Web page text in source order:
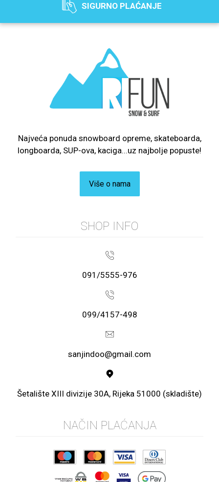
SIGURNO PLAĆANJE
Najveća ponuda snowboard opreme, skateboarda,
longboarda, SUP-ova, kaciga...uz najbolje popuste!
Više o nama
SHOP INFO
091/5555-976
099/4157-498
sanjindoo@gmail.com
Šetalište XIII divizije 30A, Rijeka 51000 (skladište)
NAČIN PLAĆANJA